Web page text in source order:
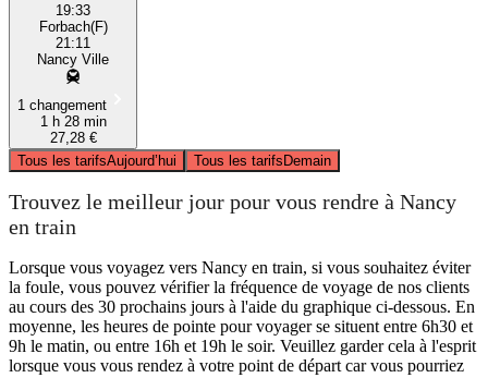
19:33
Forbach(F)
21:11
Nancy Ville
1 changement
1 h 28 min
27,28 €
Tous les tarifsAujourd’hui Tous les tarifsDemain
Trouvez le meilleur jour pour vous rendre à Nancy
en train
Lorsque vous voyagez vers Nancy en train, si vous souhaitez éviter
la foule, vous pouvez vérifier la fréquence de voyage de nos clients
au cours des 30 prochains jours à l'aide du graphique ci-dessous. En
moyenne, les heures de pointe pour voyager se situent entre 6h30 et
9h le matin, ou entre 16h et 19h le soir. Veuillez garder cela à l'esprit
lorsque vous vous rendez à votre point de départ car vous pourriez